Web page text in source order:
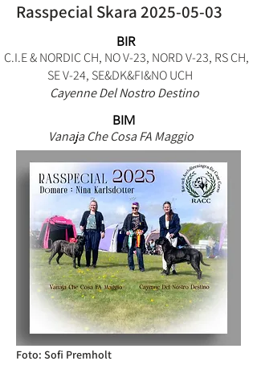
Rasspecial Skara2025-05-03
BIR
C.I.E & NORDIC CH, NO V-23, NORD V-23, RS CH,
SE V-24, SE&DK&FI&NO UCH
Cayenne Del Nostro Destino
BIM
Vanaja Che Cosa FA Maggio
Foto: Sofi Premholt